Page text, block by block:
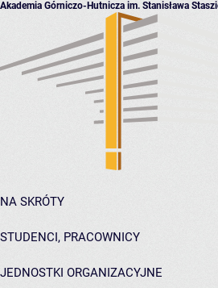
Akademia Górniczo-Hutnicza im. Stanisława
NA SKRÓTY
STUDENCI, PRACOWNICY
JEDNOSTKI ORGANIZACYJNE